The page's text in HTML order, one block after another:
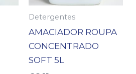
Detergentes
AMACIADOR ROUPA
CONCENTRADO
SOFT 5L